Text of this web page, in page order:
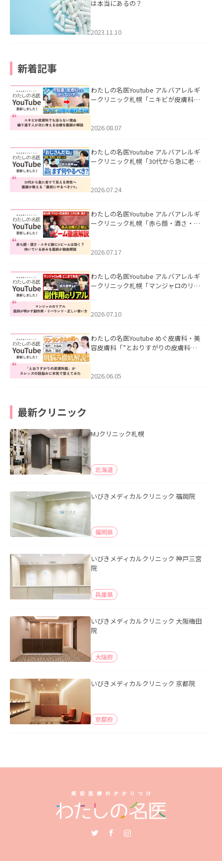
は本当にあるの？
2023.11.10
新着記事
わたしの名医Youtube アルバアレルギ
ークリニック札幌「ニキビが皮膚科で
ました。
2026.08.07
わたしの名医Youtube アルバアレルギ
ークリニック札幌「30代から急に老け
た。
2026.07.24
わたしの名医Youtube アルバアレルギ
ークリニック札幌「赤ら顔・酒さ・ニ
した。
2026.07.17
わたしの名医Youtube アルバアレルギ
ークリニック札幌「マンジャロのリア
た。
2026.07.10
わたしの名医Youtube めぐ皮膚科・美
容皮膚科「”とおりすがりの皮膚科
2026.06.05
最新クリニック
MJクリニック札幌
北海道
いびきメディカルクリニック 福岡院
福岡県
いびきメディカルクリニック 神戸三宮
院
兵庫県
いびきメディカルクリニック 大阪梅田
院
大阪府
いびきメディカルクリニック 京都院
京都府